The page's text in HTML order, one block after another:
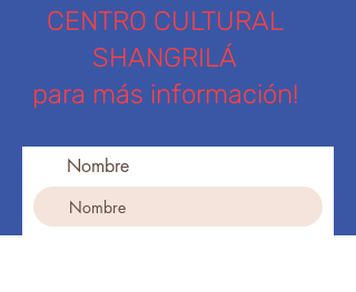
CENTRO CULTURAL
SHANGRILÁ
para más información!
Nombre